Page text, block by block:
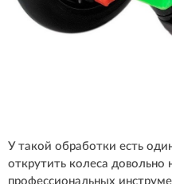
У такой обработки есть
открутить колеса довольно
профессиональных